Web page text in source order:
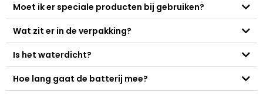
Moet ik er speciale producten bij gebruiken?
Wat zit er in de verpakking?
Is het waterdicht?
Hoe lang gaat de batterij mee?